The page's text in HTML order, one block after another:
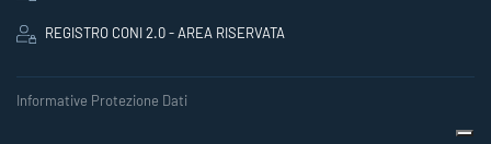
REGISTRO CONI 2.0 - AREA RISERVATA
Informative Protezione Dati